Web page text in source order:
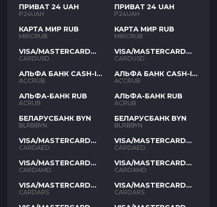
ПРИВАТ 24 UAH
P24UAH
КАРТА МИР RUB
MIRCRUB
VISA/MASTERCARD
USD
CARDUSD
АЛЬФА БАНК CASH-IN
RUB
ACCRUB
АЛЬФА-БАНК RUB
ACRUB
БЕЛАРУСБАНК BYN
BLRBBYN
VISA/MASTERCARD
AED
CARDAED
VISA/MASTERCARD
AMD
CARDAMD
VISA/MASTERCARD
ARS
CARDARS
ПРИВАТ 24 UAH
P24UAH
КАРТА МИР RUB
MIRCRUB
VISA/MASTERCARD
USD
CARDUSD
АЛЬФА БАНК CASH-IN
RUB
ACCRUB
АЛЬФА-БАНК RUB
ACRUB
БЕЛАРУСБАНК BYN
BLRBBYN
VISA/MASTERCARD
AED
CARDAED
VISA/MASTERCARD
AMD
CARDAMD
VISA/MASTERCARD
ARS
CARDARS